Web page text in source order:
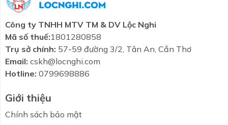
Công ty TNHH MTV TM & DV Lộc Nghi
Mã số thuế:1801280858
Trụ sở chính: 57-59 đường 3/2, Tân An, Cần Thơ
Email: cskh@locnghi.com
Hotline: 0799698886
Giới thiệu
Chính sách bảo mật